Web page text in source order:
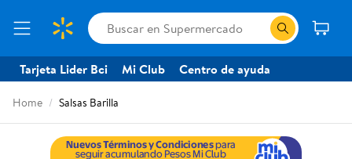
Tarjeta Lider Bci Mi Club Centro de ayuda
Home Salsas Barilla